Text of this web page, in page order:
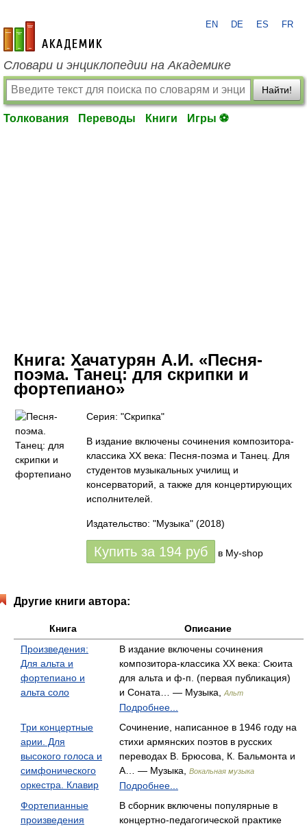
academic.ru
EN DE ES FR
Словари и энциклопедии на Академике
Найти!
Толкования Переводы Книги Игры ⚽
Книга: Хачатурян А.И. «Песня-
поэма. Танец: для скрипки и
фортепиано»
Серия: "Скрипка"
В издание включены сочинения композитора-
классика XX века: Песня-поэма и Танец. Для
студентов музыкальных училищ и
консерваторий, а также для концертирующих
исполнителей.
Издательство: "Музыка" (2018)
Купить за 194 руб в My-shop
Другие книги автора:
Книга
Описание
Произведения:
Для альта и
фортепиано и
альта соло
В издание включены сочинения
композитора-классика XX века: Сюита
для альта и ф-п. (первая публикация)
и Соната… — Музыка,
Альт
Подробнее...
Три концертные
арии. Для
высокого голоса и
симфонического
оркестра. Клавир
Сочинение, написанное в 1946 году на
стихи армянских поэтов в русских
переводах В. Брюсова, К. Бальмонта и
А… — Музыка,
Вокальная музыка
Подробнее...
Фортепианные
произведения
В сборник включены популярные в
концертно-педагогической практике